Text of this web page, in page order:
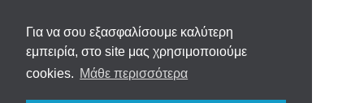
Για να σου εξασφαλίσουμε καλύτερη
εμπειρία, στο site μας χρησιμοποιούμε
cookies. Μάθε περισσότερα